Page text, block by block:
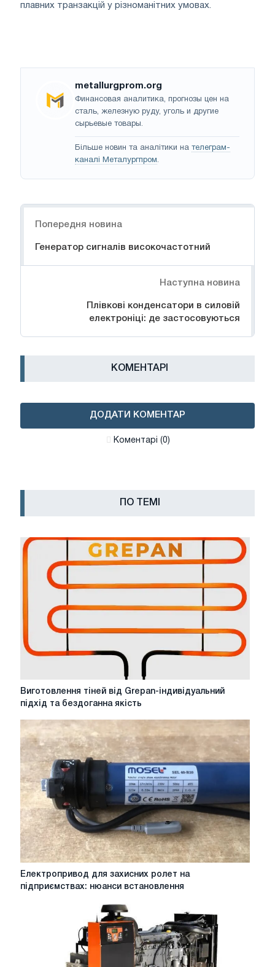
плавних транзакцій у різноманітних умовах.
metallurgprom.org
Финансовая аналитика, прогнозы цен на
сталь, железную руду, уголь и другие
сырьевые товары.
Більше новин та аналітики на телеграм-
каналі Металургпром.
Попередня новина
Генератор сигналів високочастотний
Наступна новина
Плівкові конденсатори в силовій
електроніці: де застосовуються
КОМЕНТАРІ
ДОДАТИ КОМЕНТАР
Коментарі (0)
ПО ТЕМІ
Виготовлення
тіней
Grepan-
індивідуальний
підхід
та
бездоганна
якість
Виготовлення тіней від Grepan-індивідуальний
підхід та бездоганна якість
Електропривод
для
підприємствах:
встановлення
Електропривод для захисних ролет на
підприємствах: нюанси встановлення